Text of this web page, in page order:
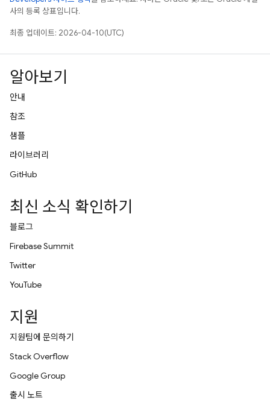
사의 등록 상표입니다.
최종 업데이트: 2026-04-10(UTC)
알아보기
안내
참조
샘플
라이브러리
GitHub
최신 소식 확인하기
블로그
Firebase Summit
Twitter
YouTube
지원
지원팀에 문의하기
Stack Overflow
Google Group
출시 노트